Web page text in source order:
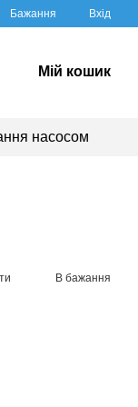
Бажання Вхід
Мій кошик
насосом
В бажання